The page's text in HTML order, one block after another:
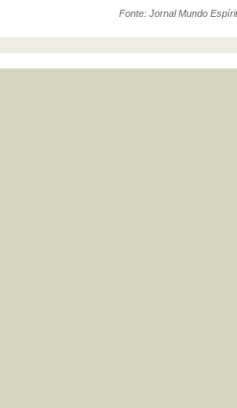
Fonte: Jornal Mundo